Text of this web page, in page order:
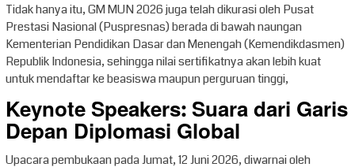
Tidak hanya itu, GM MUN 2026 juga telah dikurasi oleh Pusat
Prestasi Nasional (Puspresnas) berada di bawah naungan
Kementerian Pendidikan Dasar dan Menengah (Kemendikdasmen)
Republik Indonesia, sehingga nilai sertifikatnya akan lebih kuat
untuk mendaftar ke beasiswa maupun perguruan tinggi,
Keynote Speakers: Suara dari Garis
Depan Diplomasi Global
Upacara pembukaan pada Jumat, 12 Juni 2026, diwarnai oleh